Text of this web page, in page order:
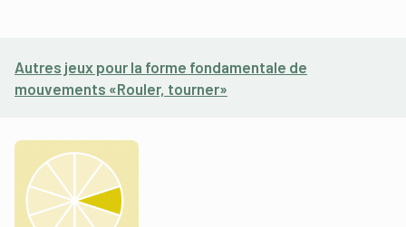
Autres jeux pour la forme fondamentale de
mouvements «Rouler, tourner»